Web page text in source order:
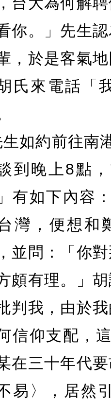
你。」先生
，於是客氣
氏來電話「
生如約前往南
到晚上 8點
有如下內容
灣，便想和
並問：「你
頗有理。」
判我，由於
信仰支配，
在三十年代
易〉，居然